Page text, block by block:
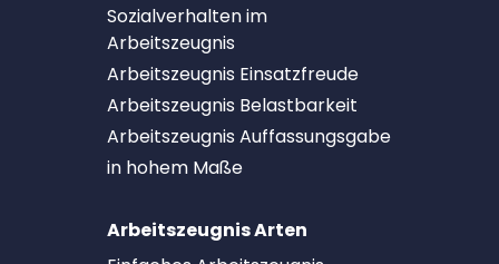
Sozialverhalten im
Arbeitszeugnis
Arbeitszeugnis Einsatzfreude
Arbeitszeugnis Belastbarkeit
Arbeitszeugnis Auffassungsgabe
in hohem Maße
Arbeitszeugnis Arten